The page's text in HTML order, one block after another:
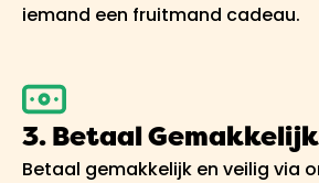
iemand een fruitmand cadeau.
3. Betaal Gemakkelijk
Betaal gemakkelijk en veilig via